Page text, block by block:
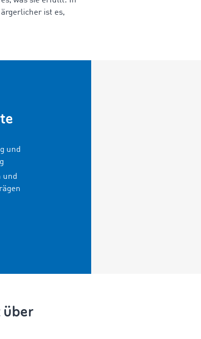
ist es,
und
und
über